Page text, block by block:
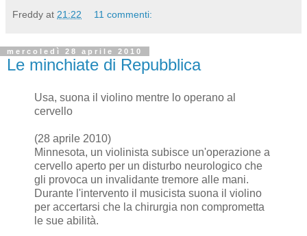
Freddy at 21:22 11 commenti:
mercoledì 28 aprile 2010
Le minchiate di Repubblica
Usa, suona il violino mentre lo operano al
cervello
(28 aprile 2010)
Minnesota, un violinista subisce un'operazione a
cervello aperto per un disturbo neurologico che
gli provoca un invalidante tremore alle mani.
Durante l'intervento il musicista suona il violino
per accertarsi che la chirurgia non comprometta
le sue abilità.